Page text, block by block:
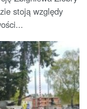
stoją względy